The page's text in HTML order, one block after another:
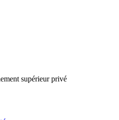
supérieur privé